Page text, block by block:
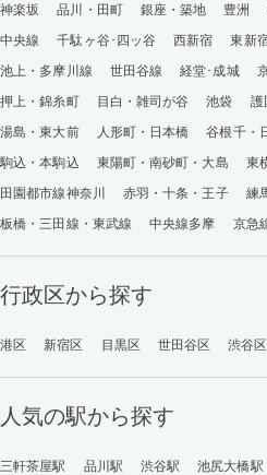
神楽坂
品川・田町 銀座・築地 豊洲
中央線
千駄ヶ谷･四ッ谷 西新宿 東新
池上・多摩川線
世田谷線 経堂･成城
押上・錦糸町
目白・雑司が谷 池袋 護
湯島・東大前
人形町・日本橋 谷根千・
駒込・本駒込
東陽町・南砂町・大島 東
田園都市線神奈川
赤羽・十条・王子
練
板橋・三田線・東武線
中央線多摩 京急
行政区から探す
港区 新宿区 目黒区 世田谷区 渋谷区
人気の駅から探す
三軒茶屋駅 品川駅 渋谷駅 池尻大橋駅